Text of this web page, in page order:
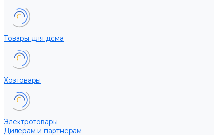
Товары для дома
Хозтовары
Электротовары
Дилерам и партнерам